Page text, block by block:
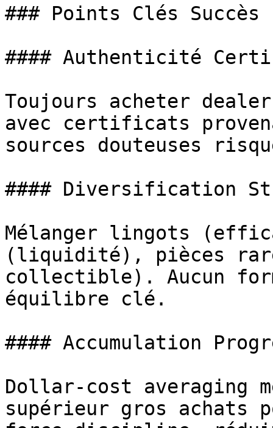
### Points Clés Succès
#### Authenticité
Toujours acheter
avec certificats
sources douteuses
#### Diversification
Mélanger lingots
(liquidité), pièces
collectible). Aucun
équilibre clé.
#### Accumulation
Dollar-cost averaging
supérieur gros achats